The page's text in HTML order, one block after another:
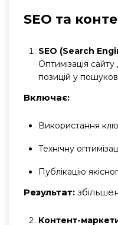
SEO та
SEO (Search
Оптимізація
позицій у
Включає:
Використання
Технічну
Публікацію
Результат:
Контент-